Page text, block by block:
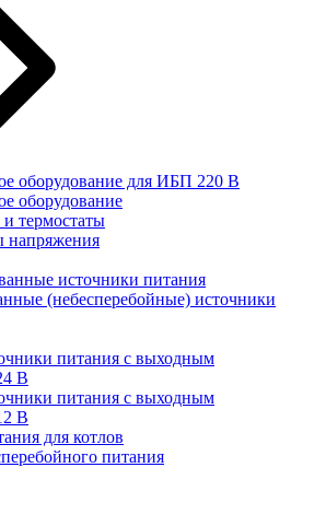
оборудование для ИБП 220 В
оборудование
термостаты
напряжения
источники питания
(небесперебойные) источники
питания с выходным
В
питания с выходным
В
для котлов
питания